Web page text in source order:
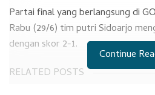
Partai final yang berlangsung di
Rabu (29/6) tim putri Sidoarjo
dengan skor 2-1.
RELATED POSTS
Continue